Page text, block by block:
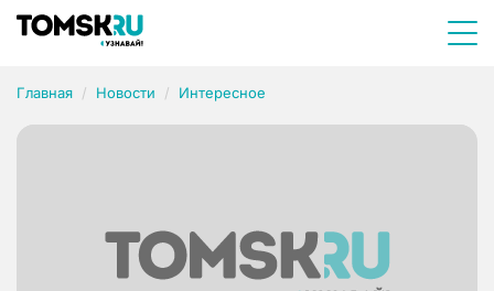
Главная Новости Интересное